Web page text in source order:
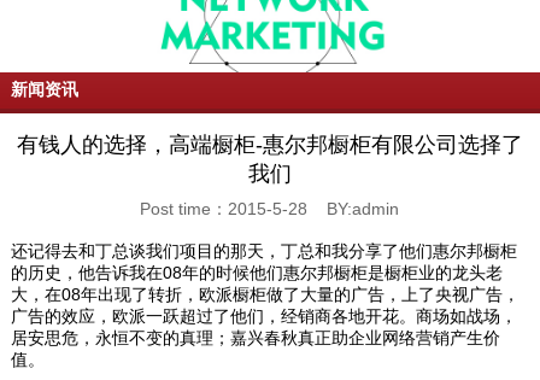
新闻资讯
有钱人的选择，高端橱柜-惠尔邦橱柜有限公司选择了
我们
Post time：2015-5-28 BY:admin
还记得去和丁总谈我们项目的那天，丁总和我分享了他们惠尔邦橱柜
的历史，他告诉我在08年的时候他们惠尔邦橱柜是橱柜业的龙头老
大，在08年出现了转折，欧派橱柜做了大量的广告，上了央视广告，
广告的效应，欧派一跃超过了他们，经销商各地开花。商场如战场，
居安思危，永恒不变的真理；嘉兴春秋真正助企业网络营销产生价
值。